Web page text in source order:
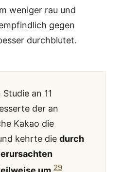
weniger rau und
gegen
durchblutet.
an 11
der an
Kakao die
kehrte die durch
29